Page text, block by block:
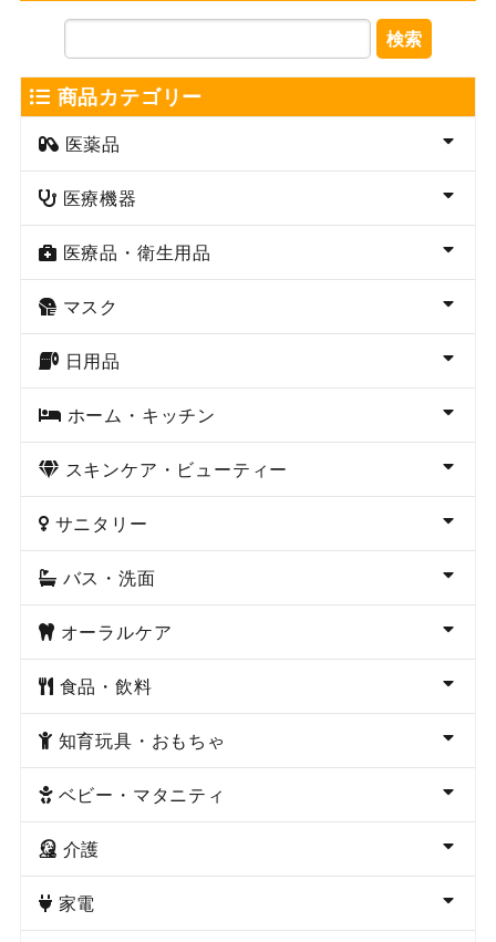
検索
商品カテゴリー
医薬品
医療機器
医療品・衛生用品
マスク
日用品
ホーム・キッチン
スキンケア・ビューティー
サニタリー
バス・洗面
オーラルケア
食品・飲料
知育玩具・おもちゃ
ベビー・マタニティ
介護
家電